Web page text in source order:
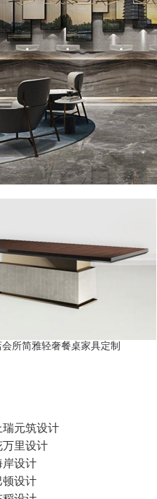
所简雅轻奢餐桌家具定制
瑞元筑设计
万里设计
岸设计
顿设计